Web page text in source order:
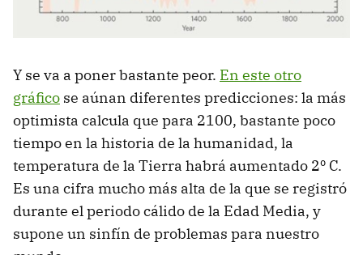
Y se va a poner bastante peor. En este otro
gráfico se aúnan diferentes predicciones: la más
optimista calcula que para 2100, bastante poco
tiempo en la historia de la humanidad, la
temperatura de la Tierra habrá aumentado 2º C.
Es una cifra mucho más alta de la que se registró
durante el periodo cálido de la Edad Media, y
supone un sinfín de problemas para nuestro